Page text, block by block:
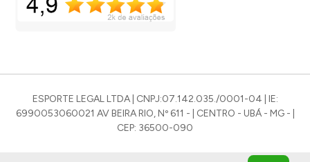
ESPORTE LEGAL LTDA | CNPJ:07.142.035./0001-04 | IE:
6990053060021 AV BEIRA RIO, Nº 611 - | CENTRO - UBÁ - MG - |
CEP: 36500-090